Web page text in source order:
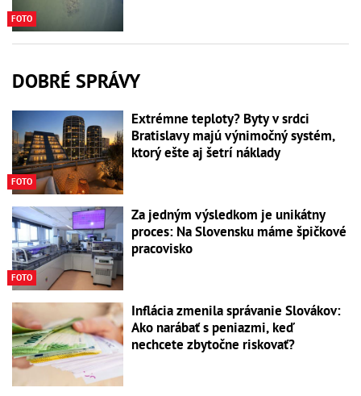
FOTO
DOBRÉ SPRÁVY
FOTO
Extrémne teploty? Byty v srdci
Bratislavy majú výnimočný systém,
ktorý ešte aj šetrí náklady
FOTO
Za jedným výsledkom je unikátny
proces: Na Slovensku máme špičkové
pracovisko
Inflácia zmenila správanie Slovákov:
Ako narábať s peniazmi, keď
nechcete zbytočne riskovať?